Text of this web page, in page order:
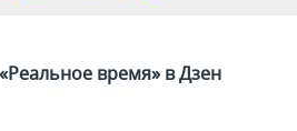
«Реальное время» в Дзен